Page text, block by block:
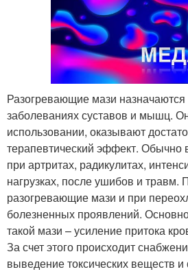
Разогревающие мази
заболеваниях суставов и мышц.
использовании, оказывают
терапевтический эффект. Обычно
при артритах, радикулитах,
нагрузках, после ушибов и травм.
разогревающие мази и при
болезненных проявлений.
такой мази – усиление притока
За счет этого происходит
выведение токсических веществ